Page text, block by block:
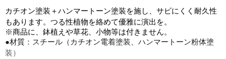
カチオン塗装＋ハンマートーン塗装を施し、サビにくく耐久性
もあります。つる性植物を絡めて優雅に演出を。
※商品に、鉢植えや草花、小物等は付きません。
●材質：スチール（カチオン電着塗装、ハンマートーン粉体塗
装）